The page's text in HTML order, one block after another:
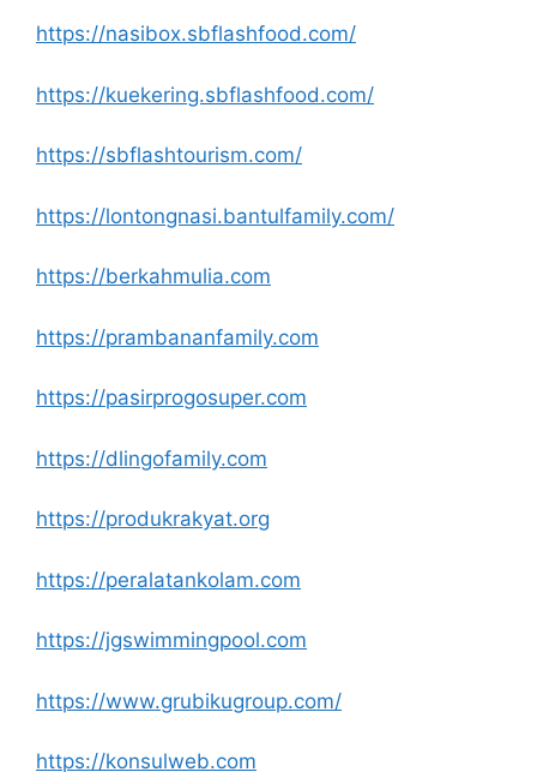
https://nasibox.sbflashfood.com/
https://kuekering.sbflashfood.com/
https://sbflashtourism.com/
https://lontongnasi.bantulfamily.com/
https://berkahmulia.com
https://prambananfamily.com
https://pasirprogosuper.com
https://dlingofamily.com
https://produkrakyat.org
https://peralatankolam.com
https://jgswimmingpool.com
https://www.grubikugroup.com/
https://konsulweb.com